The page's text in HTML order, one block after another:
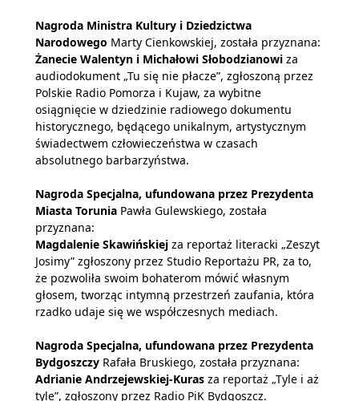
Nagroda Ministra Kultury i Dziedzictwa
Narodowego Marty Cienkowskiej, została przyznana:
Żanecie Walentyn i Michałowi Słobodzianowi za
audiodokument „Tu się nie płacze”, zgłoszoną przez
Polskie Radio Pomorza i Kujaw, za wybitne
osiągnięcie w dziedzinie radiowego dokumentu
historycznego, będącego unikalnym, artystycznym
świadectwem człowieczeństwa w czasach
absolutnego barbarzyństwa.
Nagroda Specjalna, ufundowana przez Prezydenta
Miasta Torunia Pawła Gulewskiego, została
przyznana:
Magdalenie Skawińskiej za reportaż literacki „Zeszyt
Josimy” zgłoszony przez Studio Reportażu PR, za to,
że pozwoliła swoim bohaterom mówić własnym
głosem, tworząc intymną przestrzeń zaufania, która
rzadko udaje się we współczesnych mediach.
Nagroda Specjalna, ufundowana przez Prezydenta
Bydgoszczy Rafała Bruskiego, została przyznana:
Adrianie Andrzejewskiej-Kuras za reportaż „Tyle i aż
tyle”, zgłoszony przez Radio PiK Bydgoszcz.